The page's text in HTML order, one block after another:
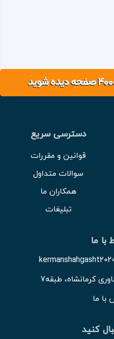
دسترسی سریع
قوانین و مقررات
سوالات متداول
همکاران ما
تبلیغات
با ما
کرمانشاه، طبقه7
با ما
کنید